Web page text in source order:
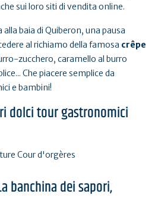
sui loro siti di vendita online.
baia di Quiberon, una pausa
al richiamo della famosa crêpe
zucchero, caramello al burro
Che piacere semplice da
e bambini!
dolci tour gastronomici
banchina dei sapori,